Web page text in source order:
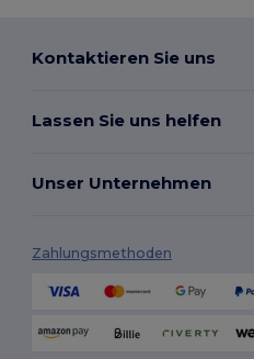
Kontaktieren Sie uns
Lassen Sie uns helfen
Unser Unternehmen
Zahlungsmethoden